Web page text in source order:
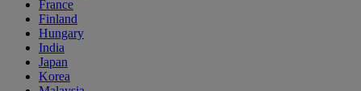
France
Finland
Hungary
India
Japan
Korea